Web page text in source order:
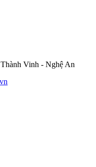
Vinh - Nghệ An